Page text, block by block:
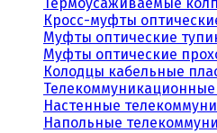
Кросс-муфты
Муфты оптические
Муфты оптические
Колодцы кабельные
Настенные
Напольные